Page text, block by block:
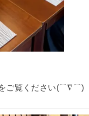
をご覧ください(⌒∇⌒)